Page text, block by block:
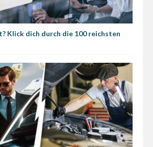
Klick dich durch die 100 reichsten